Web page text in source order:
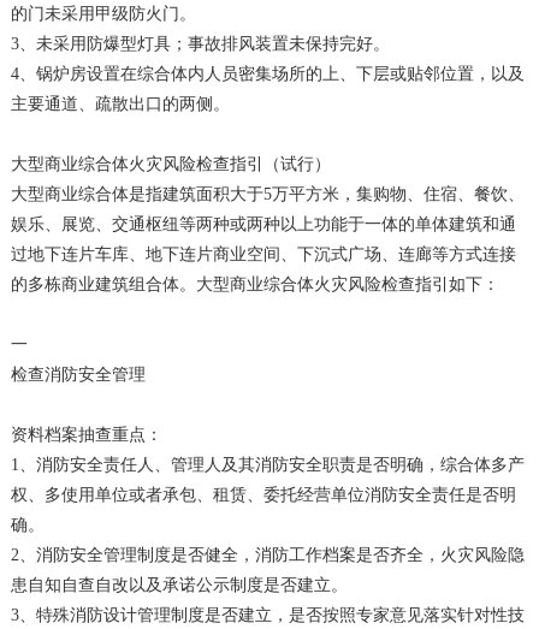
的门未采用甲级防火门。
3、未采用防爆型灯具；事故排风装置未保持完好。
4、锅炉房设置在综合体内人员密集场所的上、下层或贴邻位置，以及
主要通道、疏散出口的两侧。
大型商业综合体火灾风险检查指引（试行）
大型商业综合体是指建筑面积大于5万平方米，集购物、住宿、餐饮、
娱乐、展览、交通枢纽等两种或两种以上功能于一体的单体建筑和通
过地下连片车库、地下连片商业空间、下沉式广场、连廊等方式连接
的多栋商业建筑组合体。大型商业综合体火灾风险检查指引如下：
一
检查消防安全管理
资料档案抽查重点：
1、消防安全责任人、管理人及其消防安全职责是否明确，综合体多产
权、多使用单位或者承包、租赁、委托经营单位消防安全责任是否明
确。
2、消防安全管理制度是否健全，消防工作档案是否齐全，火灾风险隐
患自知自查自改以及承诺公示制度是否建立。
3、特殊消防设计管理制度是否建立，是否按照专家意见落实针对性技